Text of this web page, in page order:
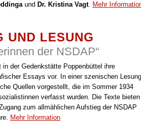
und Dr. Kristina Vagt. Mehr
UND LESUNG
der NSDAP“
in der Gedenkstätte Poppenbüttel ihre
Essays vor. In einer szenischen Lesung
Quellen vorgestellt, die im Sommer 1934
verfasst wurden. Die Texte bieten
zum allmählichen Aufstieg der NSDAP
Mehr Information